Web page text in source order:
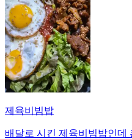
제육비빔밥
배달로 시킨 제육비빔밥인데